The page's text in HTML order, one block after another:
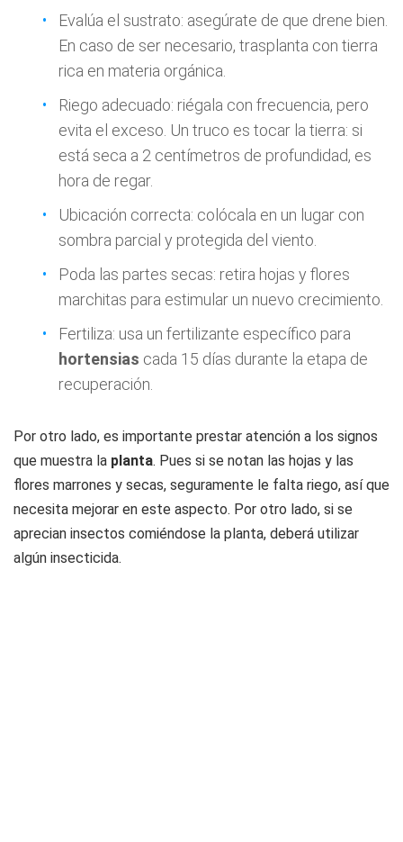
Evalúa el sustrato: asegúrate de que drene bien.
En caso de ser necesario, trasplanta con tierra
rica en materia orgánica.
Riego adecuado: riégala con frecuencia, pero
evita el exceso. Un truco es tocar la tierra: si
está seca a 2 centímetros de profundidad, es
hora de regar.
Ubicación correcta: colócala en un lugar con
sombra parcial y protegida del viento.
Poda las partes secas: retira hojas y flores
marchitas para estimular un nuevo crecimiento.
Fertiliza: usa un fertilizante específico para
hortensias cada 15 días durante la etapa de
recuperación.
Por otro lado, es importante prestar atención a los signos
que muestra la planta. Pues si se notan las hojas y las
flores marrones y secas, seguramente le falta riego, así que
necesita mejorar en este aspecto. Por otro lado, si se
aprecian insectos comiéndose la planta, deberá utilizar
algún insecticida.